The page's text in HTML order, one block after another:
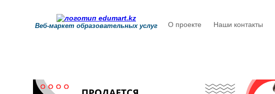
Веб-маркет образовательных услуг О проекте Наши контакты